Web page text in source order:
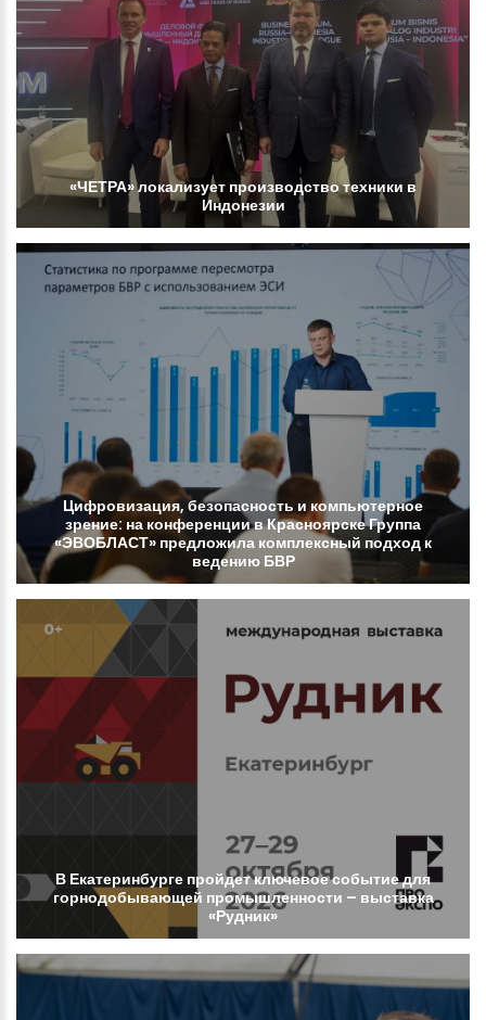
«ЧЕТРА»локализует производствотехники в
Индонезии
Цифровизация, безопасность и компьютерное
зрение: на конференциивКрасноярскеГруппа
«ЭВОБЛАСТ» предложила комплексный подход к
ведению БВР
В Екатеринбурге пройдетключевоесобытиедля
горнодобывающей промышленности – выставка
«Рудник»